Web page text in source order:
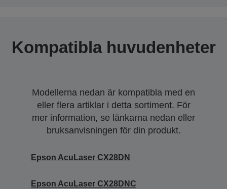
Kompatibla huvudenheter
Modellerna nedan är kompatibla med en
eller flera artiklar i detta sortiment. För
mer information, se länkarna nedan eller
bruksanvisningen för din produkt.
Epson AcuLaser CX28DN
Epson AcuLaser CX28DNC